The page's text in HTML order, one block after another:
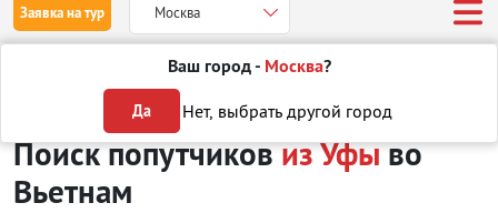
Заявка на тур Москва
Ваш город - Москва?
Да Нет, выбрать другой город
Поиск попутчиков из Уфы во Вьетнам
Поиск попутчиковиз Уфыво
Вьетнам